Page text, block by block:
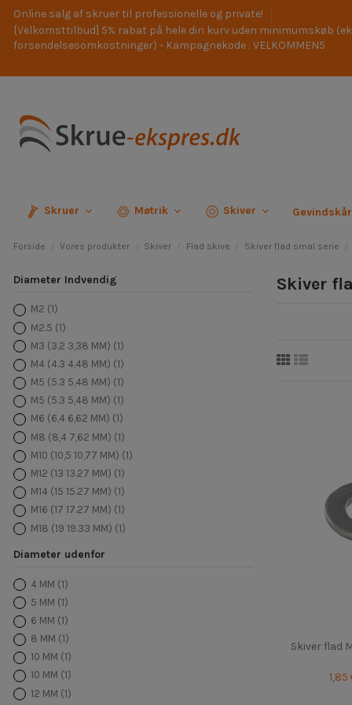
Online salg af skruer til professionelle og private!
[Velkomsttilbud] 5% rabat på hele din kurv uden minimumskøb
forsendelsesomkostninger) - Kampagnekode : VELKOMMEN5
Skruer Møtrik Skiver
Forside Vores produkter Skiver Flad skive Skiver flad smal serie
Skiver
Skiver flad
1,85
Diameter Indvendig
M2 (1)
M2.5 (1)
M3 (3.2 3,38 MM) (1)
M4 (4.3 4,48 MM) (1)
M5 (5.3 5,48 MM) (1)
M5 (5.3 5,48 MM) (1)
M6 (6,4 6,62 MM) (1)
M8 (8,4 7,62 MM) (1)
M10 (10,5 10,77 MM) (1)
M12 (13 13.27 MM) (1)
M14 (15 15.27 MM) (1)
M16 (17 17.27 MM) (1)
M18 (19 19.33 MM) (1)
M22 (23 23.33 MM)
M24 (25 25.33 MM)
M30 (31 31,39 MM)
Diameter udenfor
4 MM (1)
5 MM (1)
6 MM (1)
8 MM (1)
10 MM (1)
10 MM (1)
12 MM (1)